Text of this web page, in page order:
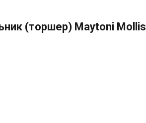
(торшер) Maytoni Mollis